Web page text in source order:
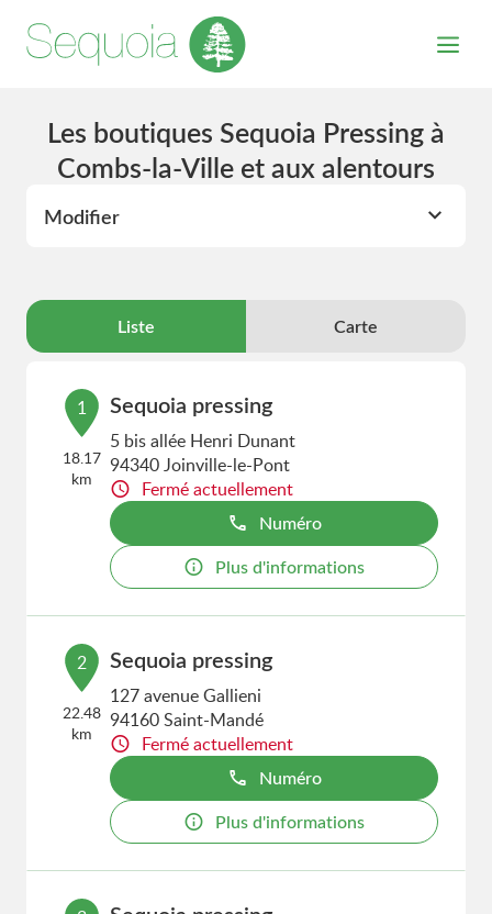
Les boutiques Sequoia Pressing à
Combs-la-Ville et aux alentours
Modifier
Liste Carte
1
18.17
km
Sequoia pressing
5 bis allée Henri Dunant
94340 Joinville-le-Pont
Fermé actuellement
Numéro
Plus d'informations
2
22.48
km
Sequoia pressing
127 avenue Gallieni
94160 Saint-Mandé
Fermé actuellement
Numéro
Plus d'informations